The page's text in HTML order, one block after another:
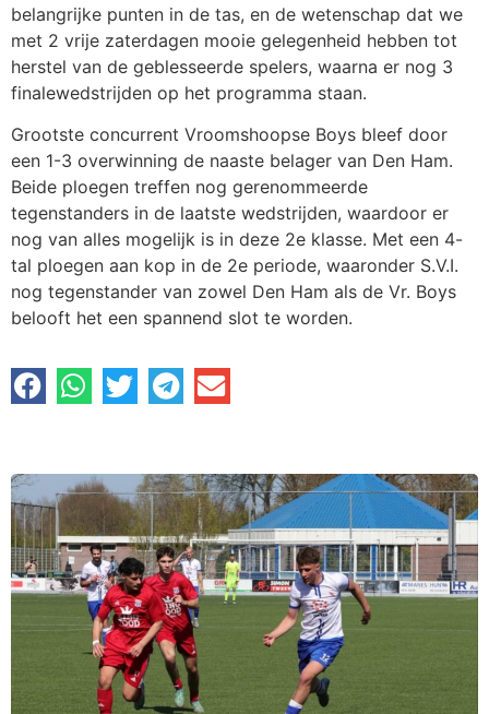
belangrijke punten in de tas, en de wetenschap dat we
met 2 vrije zaterdagen mooie gelegenheid hebben tot
herstel van de geblesseerde spelers, waarna er nog 3
finalewedstrijden op het programma staan.
Grootste concurrent Vroomshoopse Boys bleef door
een 1-3 overwinning de naaste belager van Den Ham.
Beide ploegen treffen nog gerenommeerde
tegenstanders in de laatste wedstrijden, waardoor er
nog van alles mogelijk is in deze 2e klasse. Met een 4-
tal ploegen aan kop in de 2e periode, waaronder S.V.I.
nog tegenstander van zowel Den Ham als de Vr. Boys
belooft het een spannend slot te worden.